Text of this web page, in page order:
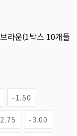
라운(1박스 10개들
-1.50
-3.00